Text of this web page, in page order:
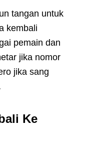
tangan untuk
kembali
pemain dan
jika nomor
jika sang
Ke